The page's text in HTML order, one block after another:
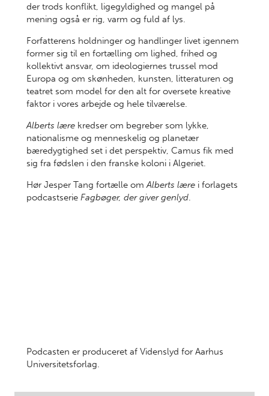
der trods konflikt, ligegyldighed og mangel på
mening også er rig, varm og fuld af lys.
Forfatterens holdninger og handlinger livet igennem
former sig til en fortælling om lighed, frihed og
kollektivt ansvar, om ideologiernes trussel mod
Europa og om skønheden, kunsten, litteraturen og
teatret som model for den alt for oversete kreative
faktor i vores arbejde og hele tilværelse.
Alberts lære kredser om begreber som lykke,
nationalisme og menneskelig og planetær
bæredygtighed set i det perspektiv, Camus fik med
sig fra fødslen i den franske koloni i Algeriet.
Hør Jesper Tang fortælle omAlberts lære i forlagets
podcastserie Fagbøger, der giver genlyd.
Podcasten er produceret af Videnslyd for Aarhus
Universitetsforlag.